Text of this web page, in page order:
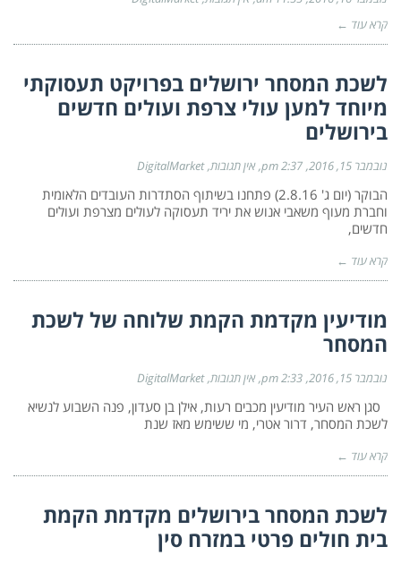
קרא עוד ←
לשכת המסחר ירושלים בפרויקט תעסוקתי
מיוחד למען עולי צרפת ועולים חדשים
בירושלים
נובמבר 15, 2016 2:37 pm אין תגובות DigitalMarket
הבוקר (יום ג' 2.8.16) פתחנו בשיתוף הסתדרות העובדים הלאומית
וחברת מעוף משאבי אנוש את יריד תעסוקה לעולים מצרפת ועולים
חדשים,
קרא עוד ←
מודיעין מקדמת הקמת שלוחה של לשכת
המסחר
נובמבר 15, 2016 2:33 pm אין תגובות DigitalMarket
סגן ראש העיר מודיעין מכבים רעות, אילן בן סעדון, פנה השבוע לנשיא
לשכת המסחר, דרור אטרי, מי ששימש מאז שנת
קרא עוד ←
לשכת המסחר בירושלים מקדמת הקמת
בית חולים פרטי במזרח סין